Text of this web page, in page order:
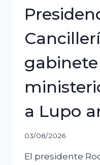
gabinete
a Lupo
03/08/2026
El presidente